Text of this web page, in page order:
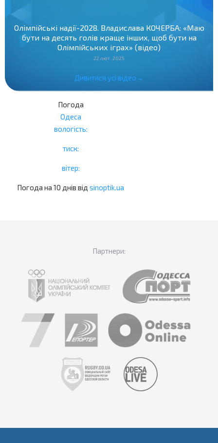
Олімпійські надії-2028. Владислава КОЧЕРБА: «Маю
бути на десять голів краще інших, щоб бути на
Олімпійських іграх» (відео)
22 лют. 2025
Дивитися усі відео→
Погода
Одеса
вологість:
тиск:
вітер:
Погода на 10 днів від sinoptik.ua
Партнери: